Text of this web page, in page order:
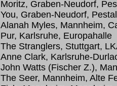
Moritz, Graben-Neudorf,
You, Graben-Neudorf,
Alanah Myles, Mannheim,
Pur, Karlsruhe, Europahalle
The Stranglers, Stuttgart,
Anne Clark, Karlsruhe-
John Watts (Fischer Z.),
The Seer, Mannheim, Alte